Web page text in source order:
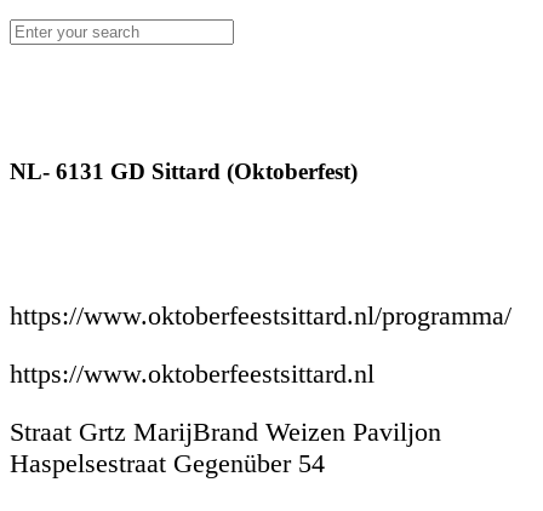
NL- 6131 GD Sittard (Oktoberfest)
https://www.oktoberfeestsittard.nl/programma/
https://www.oktoberfeestsittard.nl
Straat Grtz MarijBrand Weizen Paviljon
Haspelsestraat Gegenüber 54